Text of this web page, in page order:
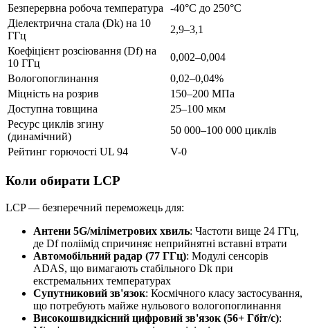
Безперервна робоча температура
-40°C до 250°C
Діелектрична стала (Dk) на 10
ГГц
2,9–3,1
Коефіцієнт розсіювання (Df) на
10 ГГц
0,002–0,004
Вологопоглинання
0,02–0,04%
Міцність на розрив
150–200 МПа
Доступна товщина
25–100 мкм
Ресурс циклів згину
(динамічний)
50 000–100 000 циклів
Рейтинг горючості UL 94
V-0
Коли обирати LCP
LCP — безперечний переможець для:
Антени 5G/міліметрових хвиль: Частоти вище 24 ГГц,
де Df поліімід спричиняє неприйнятні вставні втрати
Автомобільний радар (77 ГГц): Модулі сенсорів
ADAS, що вимагають стабільного Dk при
екстремальних температурах
Супутниковий зв'язок: Космічного класу застосування,
що потребують майже нульового вологопоглинання
Високошвидкісний цифровий зв'язок (56+ Гбіт/с):